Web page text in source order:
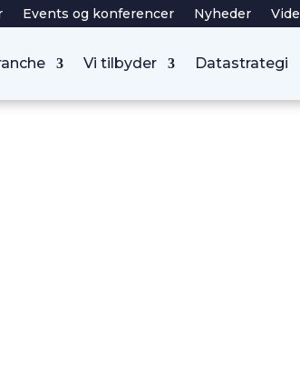
Events og konferencer Nyheder
Vi tilbyder Datastrategi